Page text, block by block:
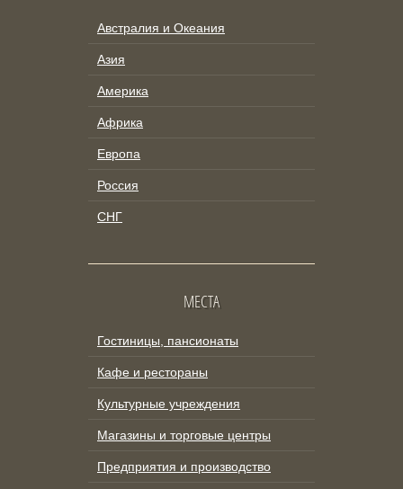
Австралия и Океания
Азия
Америка
Африка
Европа
Россия
СНГ
МЕСТА
Гостиницы, пансионаты
Кафе и рестораны
Культурные учреждения
Магазины и торговые центры
Предприятия и производство